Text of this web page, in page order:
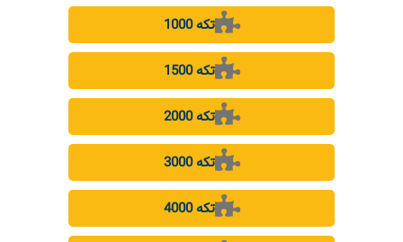
1000 تکه
1500 تکه
2000 تکه
3000 تکه
4000 تکه